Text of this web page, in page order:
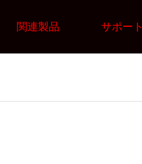
関連製品 サポート